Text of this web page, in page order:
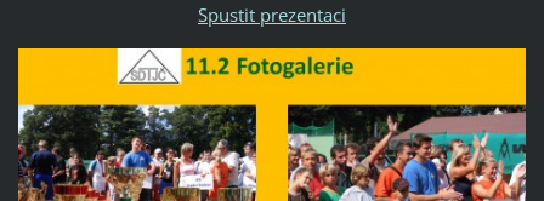
Spustit prezentaci